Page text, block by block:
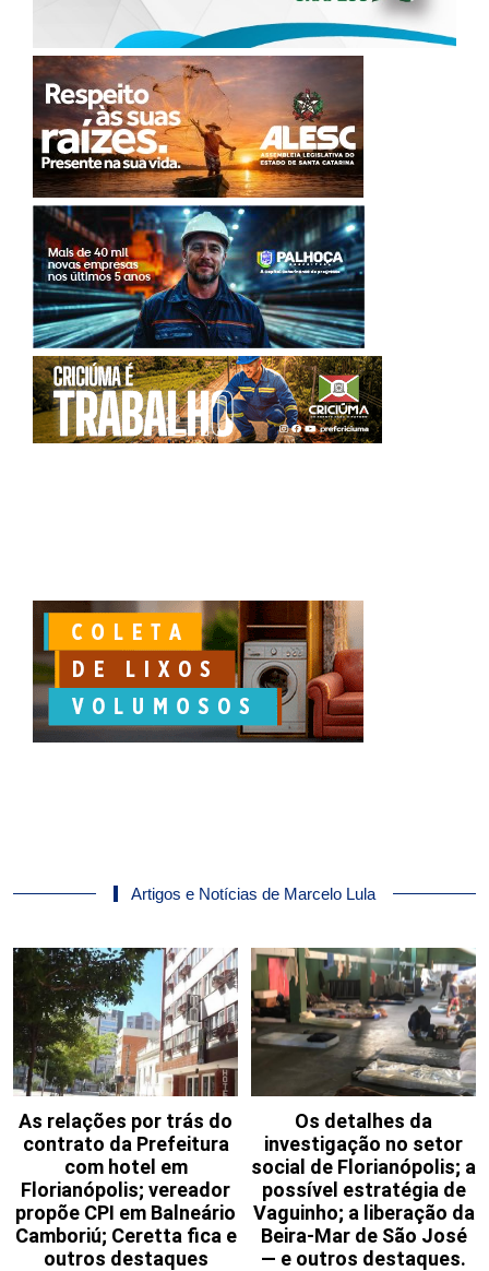
Artigos e Notícias de Marcelo Lula
As relações por trás do
contrato da Prefeitura
com hotel em
Florianópolis; vereador
propõe CPI em Balneário
Camboriú; Ceretta fica e
outros destaques
Os detalhes da
investigação no setor
social de Florianópolis; a
possível estratégia de
Vaguinho; a liberação da
Beira-Mar de São José
— e outros destaques.